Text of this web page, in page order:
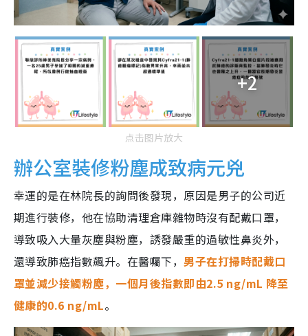
+2
点击图片放大
辦公室裝修粉塵成致病元兇
幸運的是在林院長的詢問後發現，原因是男子的公司近
期進行裝修，他在協助清理倉庫雜物時沒有配戴口罩，
導致吸入大量灰塵與粉塵，誘發嚴重的過敏性鼻炎外，
還導致肺癌指數飆升。在醫囑下，男子在打掃時配戴口
罩並減少接觸粉塵，一個月後指數即由2.5 ng/mL 降至
健康的0.6 ng/mL。